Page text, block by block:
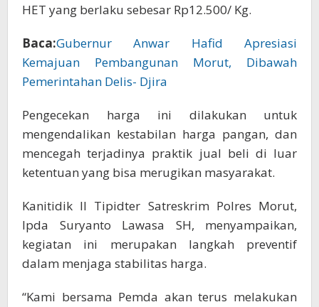
HET yang berlaku sebesar Rp12.500/ Kg.
Baca:Gubernur Anwar Hafid Apresiasi
Kemajuan Pembangunan Morut, Dibawah
Pemerintahan Delis- Djira
Pengecekan harga ini dilakukan untuk
mengendalikan kestabilan harga pangan, dan
mencegah terjadinya praktik jual beli di luar
ketentuan yang bisa merugikan masyarakat.
Kanitidik II Tipidter Satreskrim Polres Morut,
Ipda Suryanto Lawasa SH, menyampaikan,
kegiatan ini merupakan langkah preventif
dalam menjaga stabilitas harga.
“Kami bersama Pemda akan terus melakukan